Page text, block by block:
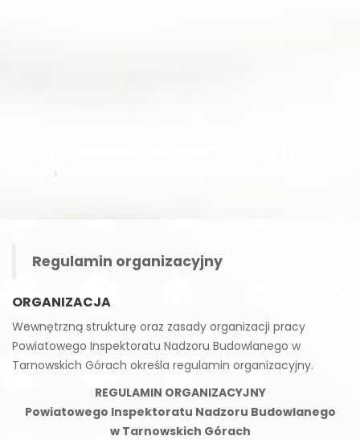
Regulamin organizacyjny
ORGANIZACJA
Wewnętrzną strukturę oraz zasady organizacji pracy
Powiatowego Inspektoratu Nadzoru Budowlanego w
Tarnowskich Górach określa regulamin organizacyjny.
REGULAMIN ORGANIZACYJNY
Powiatowego Inspektoratu Nadzoru Budowlanego
w Tarnowskich Górach